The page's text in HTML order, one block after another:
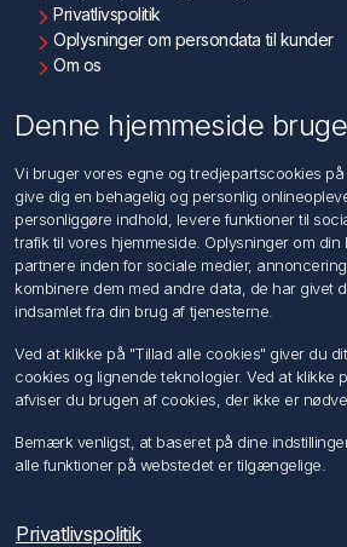
Privatlivspolitik
Oplysninger om persondata til kunder
Om os
Søg
Min konto
Min konto
Ordrer
Adresser
Ansøg om Sælger konto
Følg os
Denne hjemmeside
Vi bruger vores egne og tredjepartscookies
give dig en behagelig og personlig
personliggøre indhold, levere funktioner til
trafik til vores hjemmeside. Oplysninger om
partnere inden for sociale medier,
kombinere dem med andre data, de har givet
indsamlet fra din brug af tjenesterne.
Ved at klikke på "Tillad alle cookies" giver du
cookies og lignende teknologier. Ved at klikke
afviser du brugen af cookies, der ikke er
Bemærk venligst, at baseret på dine
alle funktioner på webstedet er tilgængelige.
Privatlivspolitik